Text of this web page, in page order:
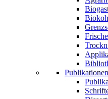
Publikationen